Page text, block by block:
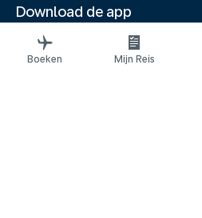
Download de app
Gerelateerde websites
Reisgidsen
Boeken Mijn Reis